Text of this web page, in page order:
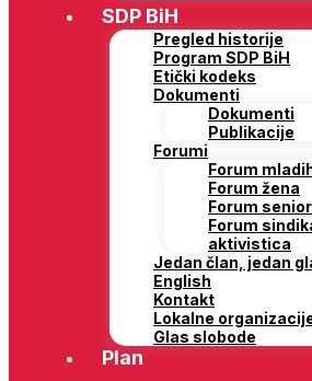
SDP BiH
Pregled historije
Program SDP BiH
Etički kodeks
Dokumenti
Dokumenti
Publikacije
Forumi
Forum
Forum žena
Forum
Forum
aktivistica
Jedan član, jedan
English
Kontakt
Lokalne
Glas slobode
Plan